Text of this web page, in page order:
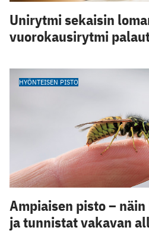
Unirytmi sekaisin
vuorokausirytmi
HYÖNTEISEN PISTO
Ampiaisen pisto –
ja tunnistat vakavan